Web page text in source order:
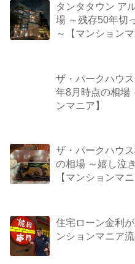
タンタタウン ア
場 ～残存50年切
～【マンションマ
ザ・パークハウ
年8月時点の相場
ンマニア】
ザ・パークハウ
の相場 ～嬉し泣
【マンションマニ
住宅ローン金利
ンションマニア